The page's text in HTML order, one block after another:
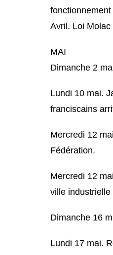
Avril. Loi Molac
MAI
Dimanche 2
Lundi 10 mai.
franciscains
Mercredi 12
Fédération.
Mercredi 12
ville industrielle
Dimanche 16
Lundi 17 mai.